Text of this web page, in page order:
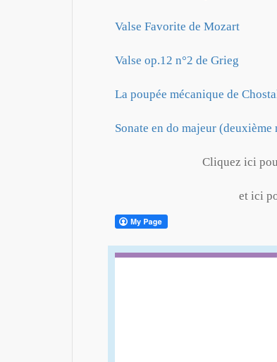
Valse Favorite de Mozart
Valse op.12 n°2 de Grieg
La poupée mécanique de
Sonate en do majeur
Cliquez ici
et ici